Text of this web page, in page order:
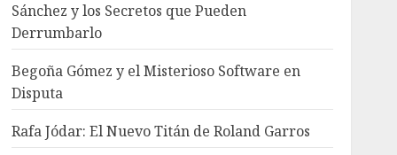
Sánchez y los Secretos que Pueden
Derrumbarlo
Begoña Gómez y el Misterioso Software en
Disputa
Rafa Jódar: El Nuevo Titán de Roland Garros